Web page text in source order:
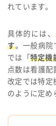
れています。
具体的には、
す。一般病院
では「 特定機
点数は看護配
改定では特定
のように定め